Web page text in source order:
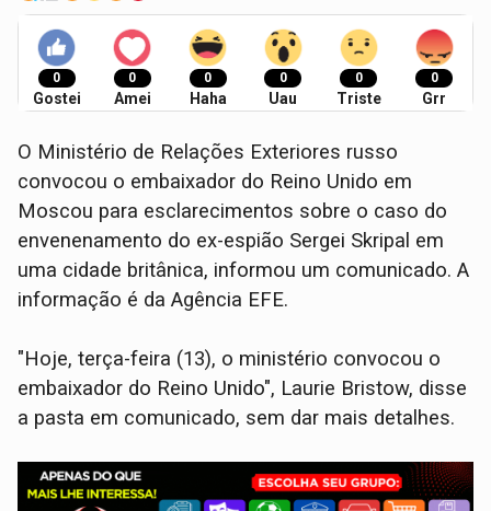
0
Gostei
0
Amei
0
Haha
0
Uau
0
Triste
0
Grr
O Ministério de Relações Exteriores russo
convocou o embaixador do Reino Unido em
Moscou para esclarecimentos sobre o caso do
envenenamento do ex-espião Sergei Skripal em
uma cidade britânica, informou um comunicado. A
informação é da Agência EFE.
"Hoje, terça-feira (13), o ministério convocou o
embaixador do Reino Unido", Laurie Bristow, disse
a pasta em comunicado, sem dar mais detalhes.